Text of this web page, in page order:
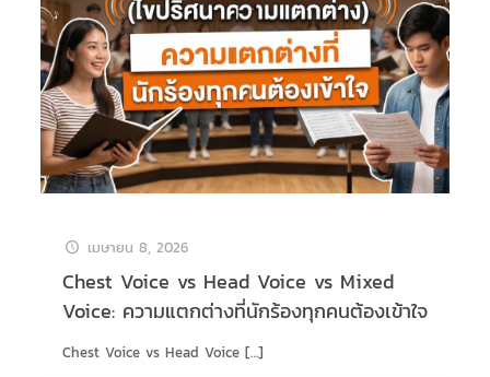
เมษายน 8, 2026
Chest Voice vs Head Voice vs Mixed
Voice: ความแตกต่างที่นักร้องทุกคนต้องเข้าใจ
Chest Voice vs Head Voice […]